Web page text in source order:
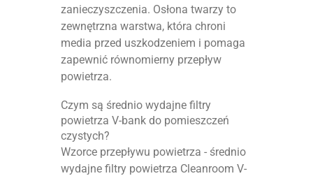
zanieczyszczenia. Osłona twarzy to
zewnętrzna warstwa, która chroni
media przed uszkodzeniem i pomaga
zapewnić równomierny przepływ
powietrza.
Czym są średnio wydajne filtry
powietrza V-bank do pomieszczeń
czystych?
Wzorce przepływu powietrza - średnio
wydajne filtry powietrza Cleanroom V-